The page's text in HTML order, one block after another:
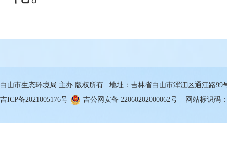
白山市生态环境局 主办 版权所有 地址：吉林省白山市浑江区通江路99
吉ICP备2021005176号
吉公网安备 22060202000062号 网站标识码